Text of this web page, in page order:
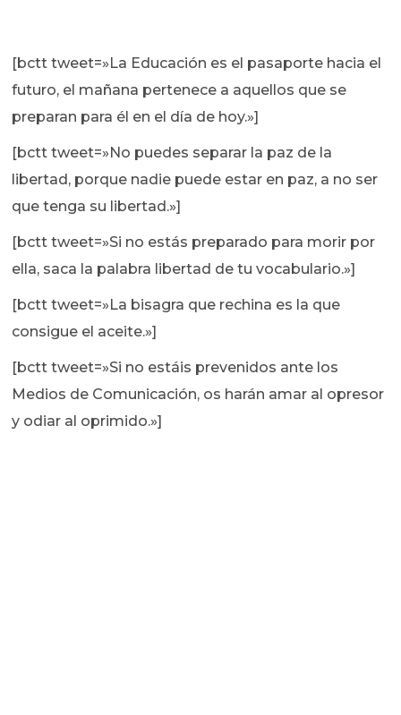
[bctt tweet=»La Educación es el pasaporte hacia el
futuro, el mañana pertenece a aquellos que se
preparan para él en el día de hoy.»]
[bctt tweet=»No puedes separar la paz de la
libertad, porque nadie puede estar en paz, a no ser
que tenga su libertad.»]
[bctt tweet=»Si no estás preparado para morir por
ella, saca la palabra libertad de tu vocabulario.»]
[bctt tweet=»La bisagra que rechina es la que
consigue el aceite.»]
[bctt tweet=»Si no estáis prevenidos ante los
Medios de Comunicación, os harán amar al opresor
y odiar al oprimido.»]